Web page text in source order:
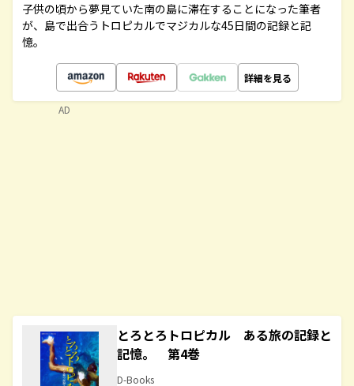
子供の頃から夢見ていた南の島に滞在することになった筆者
が、島で出合うトロピカルでマジカルな45日間の記録と記
憶。
詳細を見る
とろとろトロピカル ある旅の記録と
記憶。 第4巻
D-Books
AD